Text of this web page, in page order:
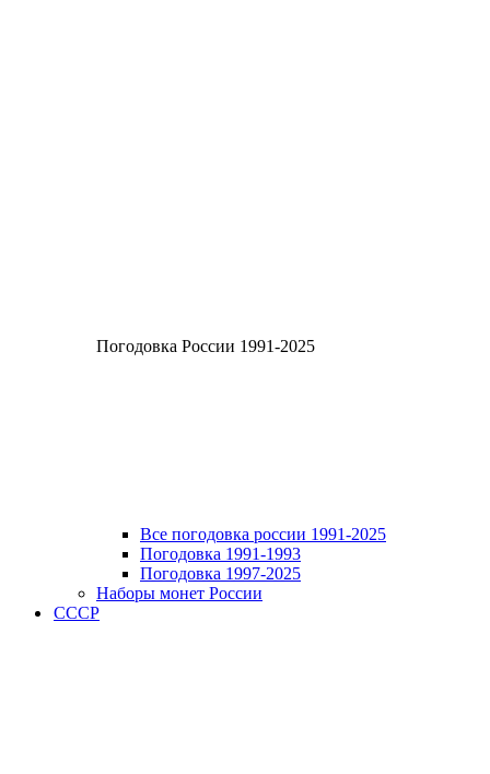
Погодовка России 1991-2025
Все погодовка россии 1991-2025
Погодовка 1991-1993
Погодовка 1997-2025
Наборы монет России
СССР